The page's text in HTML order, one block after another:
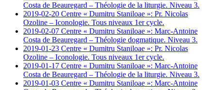
Costa de Beauregard – Théologie de la liturgie. Niveau 3.
2019-02-20 Centre « Dumitru Staniloae »: Pr. Nicolas
Ozoline – Iconologie. Tous niveaux 1er cycle.
2019-02-07 Centre « Dumitru Staniloae »: Marc-Antoine
Costa de Beauregard – Théologie dogmatique. Niveau 3.
2019-01-23 Centre « Dumitru Staniloae »: Pr. Nicolas
Ozoline – Iconologie. Tous niveaux 1er cycle.
2019-01-17 Centre « Dumitru Staniloae »: Marc-Antoine
Costa de Beauregard – Théologie de la liturgie. Niveau 3.
2019-01-03 Centre « Dumitru Staniloae »: Marc-Antoine